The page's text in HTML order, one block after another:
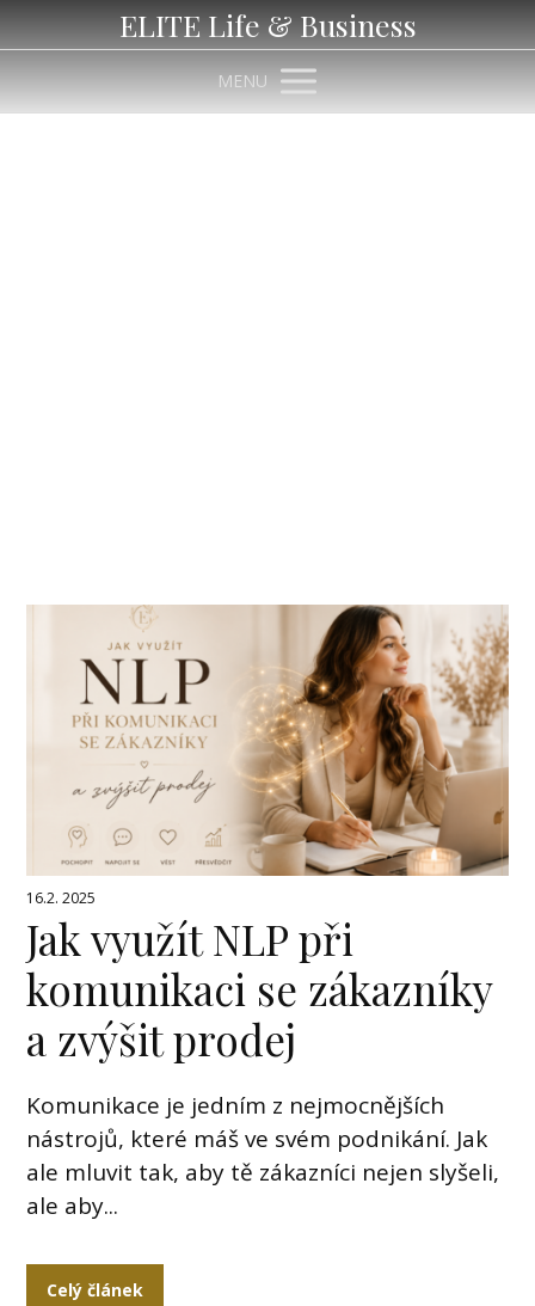
ELITE Life & Business
MENU
16.2. 2025
Jak využít NLP při
komunikaci se zákazníky
a zvýšit prodej
Komunikace je jedním z nejmocnějších
nástrojů, které máš ve svém podnikání. Jak
ale mluvit tak, aby tě zákazníci nejen slyšeli,
ale aby...
Celý článek